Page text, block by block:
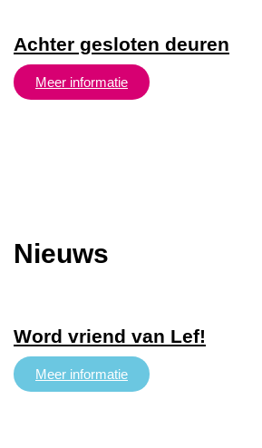
Achter gesloten deuren
Meer informatie
Nieuws
Word vriend van Lef!
Meer informatie